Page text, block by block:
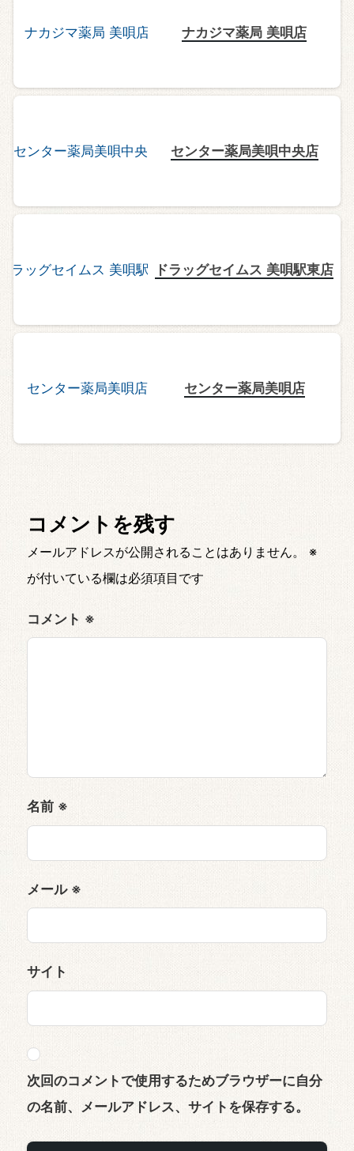
ナカジマ薬局 美唄店
センター薬局美唄中央店
ドラッグセイムス 美唄駅東店
センター薬局美唄店
コメントを残す
メールアドレスが公開されることはありません。
※
が付いている欄は必須項目です
コメント ※
名前 ※
メール ※
サイト
次回のコメントで使用するためブラウザーに自分
の名前、メールアドレス、サイトを保存する。